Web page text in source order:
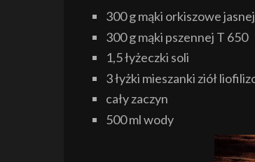
300 g mąki orkiszowe jasnej
300 g mąki pszennej T 650
1,5 łyżeczki soli
3 łyżki mieszanki ziół
cały zaczyn
500 ml wody